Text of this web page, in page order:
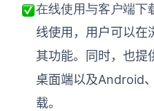
AI生成用户画像
AI生成波特五力模型
在线使用与客户端下
线使用，用户可以在
其功能。同时，也
桌面端以及Android
载。